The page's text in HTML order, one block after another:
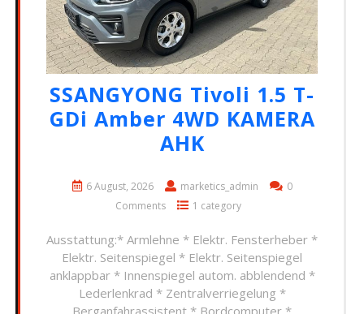
SSANGYONG Tivoli 1.5 T-
GDi Amber 4WD KAMERA
AHK
6 August, 2026 marketics_admin
0
Comments
1 category
Ausstattung:* Armlehne * Elektr. Fensterheber *
Elektr. Seitenspiegel * Elektr. Seitenspiegel
anklappbar * Innenspiegel autom. abblendend *
Lederlenkrad * Zentralverriegelung *